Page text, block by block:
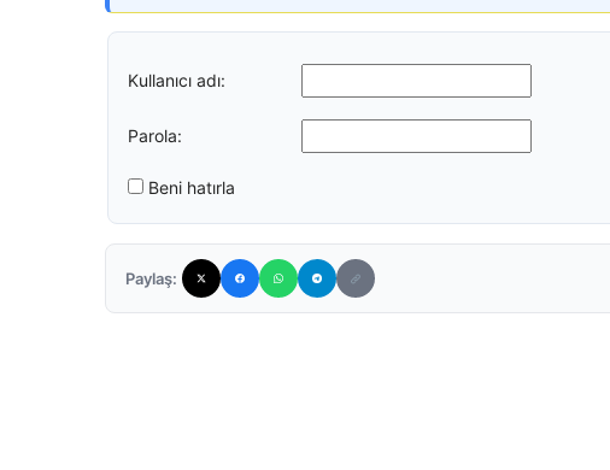
Kullanıcı adı:
Parola:
Beni hatırla
Paylaş: